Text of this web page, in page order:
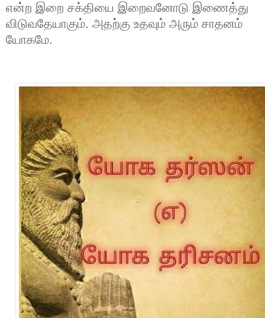
என்ற இறை சக்தியை இறைவனோடு இணைத்து
விடுவதேயாகும். அதற்கு உதவும் அரும் சாதனம்
யோகமே.